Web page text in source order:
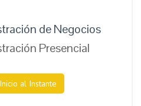
de Negocios
Presencial
al Instante